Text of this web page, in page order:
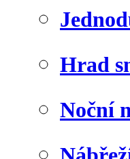
Hrad
Noční